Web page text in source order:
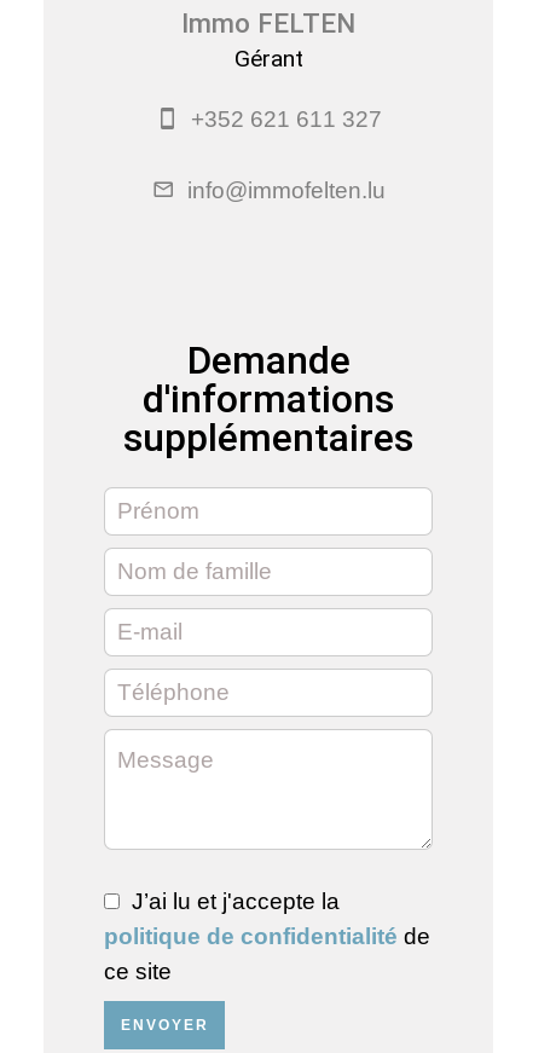
Immo FELTEN
Gérant
+352 621 611 327
info@immofelten.lu
Demande
d'informations
supplémentaires
J’ai lu et j'accepte la
politique de confidentialité de
ce site
ENVOYER